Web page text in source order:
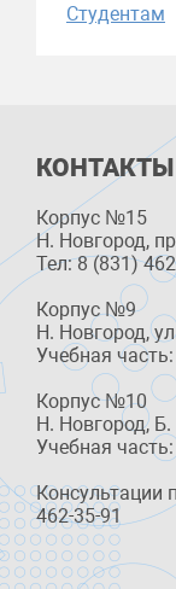
Студентам
КОНТАКТЫ
Корпус №15
Н. Новгород,
Тел: 8 (831)
Корпус №9
Н. Новгород,
Учебная
Корпус №10
Н. Новгород,
Учебная
Консультации
462-35-91